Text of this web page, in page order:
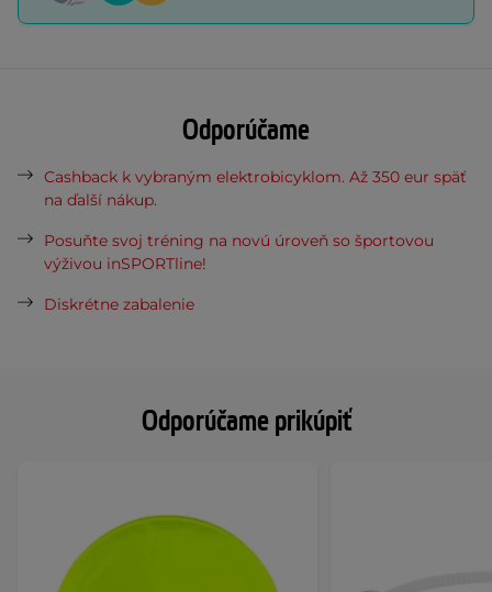
Odporúčame prikúpiť
Odporúčame
Cashback k vybraným elektrobicyklom. Až 350 eur späť
na ďalší nákup.
Posuňte svoj tréning na novú úroveň so športovou
výživou inSPORTline!
Diskrétne zabalenie